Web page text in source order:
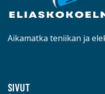
Aikamatka teniikan ja
SIVUT